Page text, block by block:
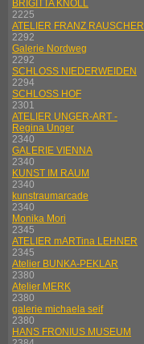
BRIGITTA KNOLL
2225
ATELIER FRANZ RAUSCHER
2292
Galerie Nordweg
2292
SCHLOSS NIEDERWEIDEN
2294
SCHLOSS HOF
2301
ATELIER UNGER-ART -
Regina Unger
2340
GALERIE VIENNA
2340
KUNST IM RAUM
2340
kunstraumarcade
2340
Monika Mori
2345
ATELIER mARTina LEHNER
2345
Atelier BUNKA-PEKLAR
2380
Atelier MERK
2380
galerie michaela seif
2380
HANS FRONIUS MUSEUM